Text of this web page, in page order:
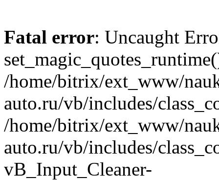
Fatal error: Uncaught
/home/bitrix/ext_www/
auto.ru/vb/includes/
/home/bitrix/ext_www/
auto.ru/vb/includes/
vB_Input_Cleaner-